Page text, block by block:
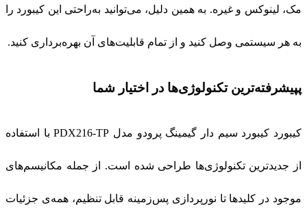
مک، لینوکس و غیره. به همین دلیل، می‌توانید به‌راحتی این کیبورد را
به هر سیستمی وصل کنید و از تمام قابلیت‌های آن بهره‌برداری کنید.
پپیشرفته‌ترین تکنولوژی‌ها در اختیار شما
کیبورد کیبورد سیم دار گیمینگ پرودو مدل PDX216-TP با استفاده
از جدیدترین تکنولوژی‌ها طراحی شده است. از جمله مکانیسم‌های
موجود در کلیدها تا نورپردازی پس‌زمینه قابل تنظیم، همه‌ی جزئیات